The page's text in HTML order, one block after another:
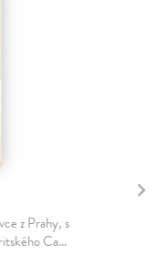
z Prahy, s
Ca...